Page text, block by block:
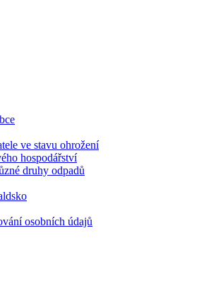
ve stavu ohrožení
hospodářství
druhy odpadů
osobních údajů